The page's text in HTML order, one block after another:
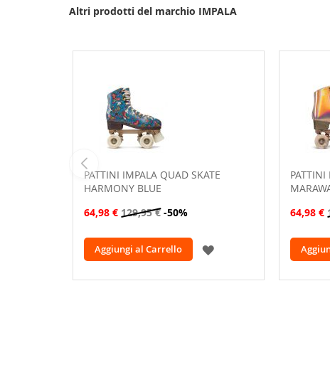
Altri prodotti del marchio IMPALA
PATTINI IMPALA QUAD SKATE
HARMONY BLUE
64,98 € 129,95 € -50%
Aggiungi al Carrello
AGGIUNGI
PATTINI
64,98 €